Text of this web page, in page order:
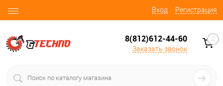
Вход Регистрация
8(812)612-44-60
Заказать звонок
0